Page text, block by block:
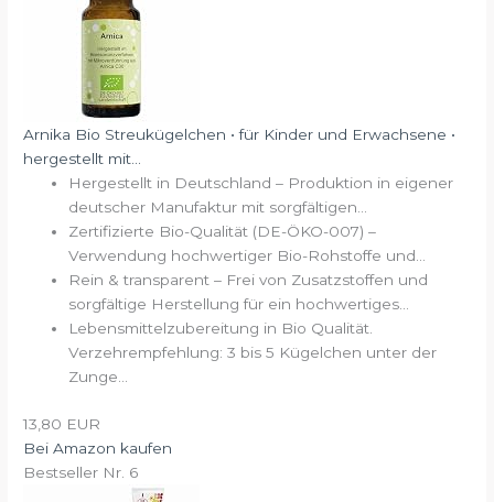
Arnika Bio Streukügelchen • für Kinder und Erwachsene •
hergestellt mit...
Hergestellt in Deutschland – Produktion in eigener
deutscher Manufaktur mit sorgfältigen...
Zertifizierte Bio-Qualität (DE-ÖKO-007) –
Verwendung hochwertiger Bio-Rohstoffe und...
Rein & transparent – Frei von Zusatzstoffen und
sorgfältige Herstellung für ein hochwertiges...
Lebensmittelzubereitung in Bio Qualität.
Verzehrempfehlung: 3 bis 5 Kügelchen unter der
Zunge...
13,80 EUR
Bei Amazon kaufen
Bestseller Nr. 6